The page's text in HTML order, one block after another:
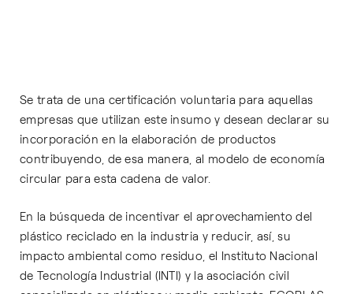
Se trata de una certificación voluntaria para aquellas
empresas que utilizan este insumo y desean declarar su
incorporación en la elaboración de productos
contribuyendo, de esa manera, al modelo de economía
circular para esta cadena de valor.
En la búsqueda de incentivar el aprovechamiento del
plástico reciclado en la industria y reducir, así, su
impacto ambiental como residuo, el Instituto Nacional
de Tecnología Industrial (INTI) y la asociación civil